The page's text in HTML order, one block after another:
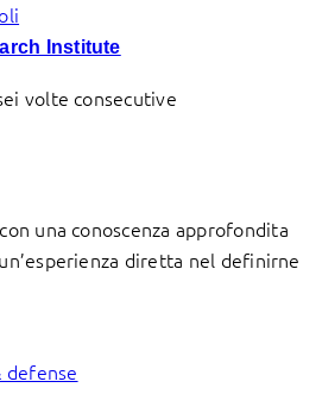
Institute
volte consecutive
una conoscenza approfondita
diretta nel definirne
defense